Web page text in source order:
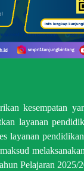
kesempatan
layanan
layanan
Pelajaran 2025/